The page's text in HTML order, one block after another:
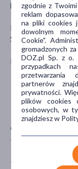
Importer
MERKURY S.A.
Sejneńska 16
15-399 Białystok
CECHY PRODUKTU
TYP PRODUKTU
zgodnie z
reklam
na pliki cookies
dowolnym
Cookie".
gromadzonych
DOZ.pl Sp. z o.
przypadkach
przetwarzania
partnerów
prywatności.
plików cookies
osobowych, w
znajdziesz w